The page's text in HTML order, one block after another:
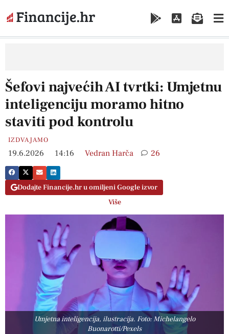
Šefovi najvećih AI tvrtki: Umjetnu
inteligenciju moramo hitno
staviti pod kontrolu
IZDVAJAMO
19.6.2026 14:16 Vedran Harča 26
Dodajte Financije.hr u omiljeni Google izvor
Više
Umjetna inteligencija, ilustracija. Foto: Michelangelo
Buonarotti/Pexels